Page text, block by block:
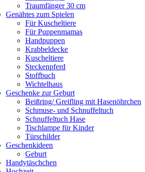
Traumfänger 30 cm
Genähtes zum Spielen
Für Kuscheltiere
Für Puppenmamas
Handpuppen
Krabbeldecke
Kuscheltiere
Steckenpferd
Stoffbuch
Wichtelhaus
Geschenke zur Geburt
Beißring/ Greifling mit Hasenöhrchen
Schmuse- und Schnuffeltuch
Schnuffeltuch Hase
Tischlampe für Kinder
Türschilder
Geschenkideen
Geburt
Handytäschchen